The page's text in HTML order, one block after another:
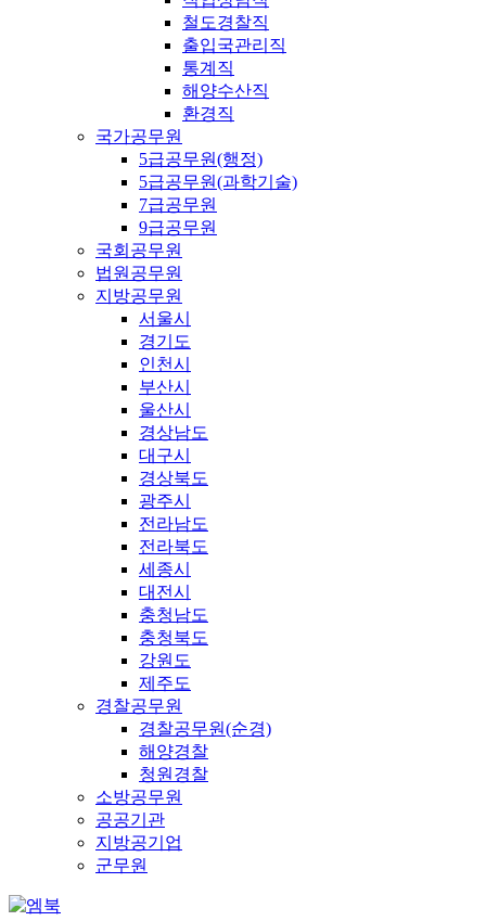
철도경찰직
출입국관리직
통계직
해양수산직
환경직
국가공무원
5급공무원(행정)
5급공무원(과학기술)
7급공무원
9급공무원
국회공무원
법원공무원
지방공무원
서울시
경기도
인천시
부산시
울산시
경상남도
대구시
경상북도
광주시
전라남도
전라북도
세종시
대전시
충청남도
충청북도
강원도
제주도
경찰공무원
경찰공무원(순경)
해양경찰
청원경찰
소방공무원
공공기관
지방공기업
군무원